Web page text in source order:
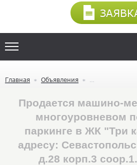
Главная Объявления
Продается машино-
многоуровневом
паркинге в ЖК "Три
адресу:
д.28 корп.3